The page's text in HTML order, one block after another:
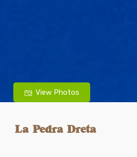
View Photos
La Pedra Dreta